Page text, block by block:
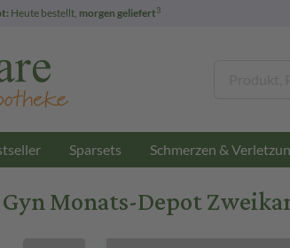
Heute bestellt, morgen geliefert3
Sparsets Schmerzen &
Gyn Monats-Depot